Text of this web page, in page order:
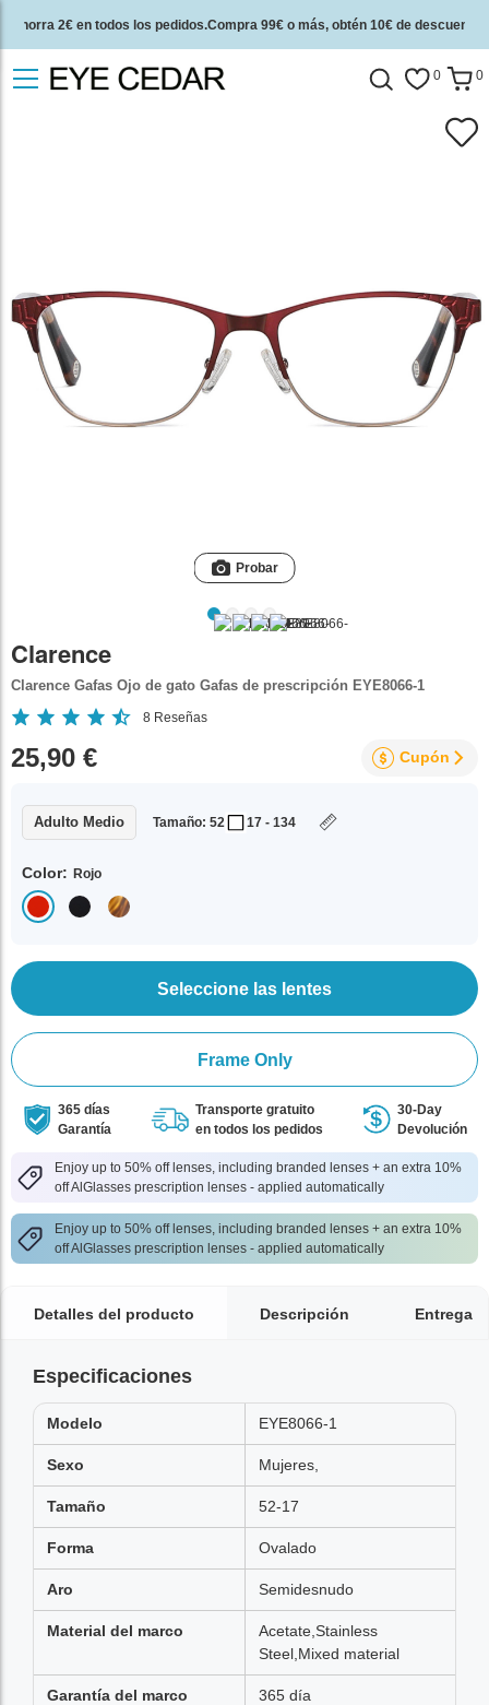
Ahorra 2€ en todos los pedidos.Compra 99€ o más, obtén 10€ de descuento.
2 años de garantía de calidad y 30 días de garantía de devolución del dinero.
0 0
Probar
Clarence
Clarence Gafas Ojo de gato Gafas de prescripción EYE8066-1
8 Reseñas
25,90 € Cupón
Adulto Medio Tamaño: 52 17 - 134
Color: Rojo
Seleccione las lentes
Frame Only
365 días
Garantía
Transporte gratuito
en todos los pedidos
30-Day
Devolución
Enjoy up to 50% off lenses, including branded lenses + an extra 10%
off AlGlasses prescription lenses - applied automatically
Enjoy up to 50% off lenses, including branded lenses + an extra 10%
off AlGlasses prescription lenses - applied automatically
Detalles del producto Descripción Entrega
Especificaciones
Modelo EYE8066-1
Sexo Mujeres,
Tamaño 52-17
Forma Ovalado
Aro Semidesnudo
Material del marco
Acetate,Stainless
Steel,Mixed material
Garantía del marco 365 día